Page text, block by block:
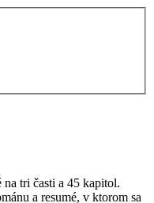
tri časti a 45 kapitol.
a resumé, v ktorom sa